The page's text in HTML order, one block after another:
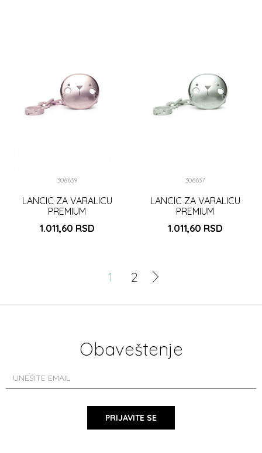
306639
LANCIC ZA VARALICU
PREMIUM
ROZE (3162103
)
1.011,60 RSD
306637
LANCIC ZA VARALICU
PREMIUM
ZELENI (3162103
)
1.011,60 RSD
1 2
Obaveštenje
PRIJAVITE SE